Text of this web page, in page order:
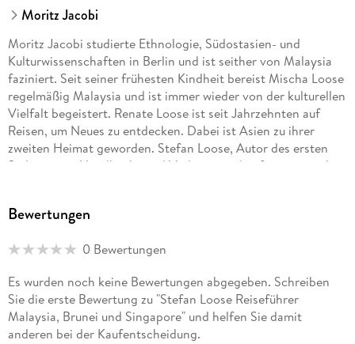
Moritz Jacobi
Moritz Jacobi studierte Ethnologie, Südostasien- und
Kulturwissenschaften in Berlin und ist seither von Malaysia
faziniert. Seit seiner frühesten Kindheit bereist Mischa Loose
regelmäßig Malaysia und ist immer wieder von der kulturellen
Vielfalt begeistert. Renate Loose ist seit Jahrzehnten auf
Reisen, um Neues zu entdecken. Dabei ist Asien zu ihrer
zweiten Heimat geworden. Stefan Loose, Autor des ersten
Südostasien-Handbuchs und Verlagsgründer, frönt ausgiebig
Bewertungen
0 Bewertungen
Es wurden noch keine Bewertungen abgegeben. Schreiben
Sie die erste Bewertung zu "Stefan Loose Reiseführer
Malaysia, Brunei und Singapore" und helfen Sie damit
anderen bei der Kaufentscheidung.